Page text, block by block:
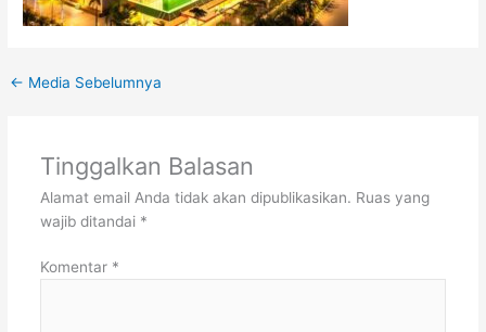
← Media Sebelumnya
Tinggalkan Balasan
Alamat email Anda tidak akan dipublikasikan. Ruas yang
wajib ditandai *
Komentar *